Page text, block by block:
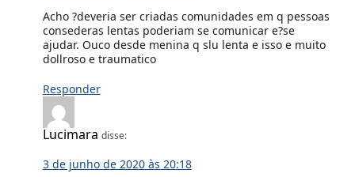
Acho ?deveria ser criadas comunidades em q pessoas
consederas lentas poderiam se comunicar e?se
ajudar. Ouco desde menina q slu lenta e isso e muito
dollroso e traumatico
Responder
Lucimara disse:
3 de junho de 2020 às 20:18